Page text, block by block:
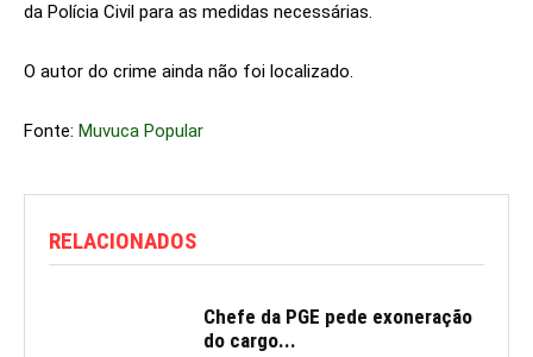
da Polícia Civil para as medidas necessárias.
O autor do crime ainda não foi localizado.
Fonte: Muvuca Popular
RELACIONADOS
Chefe da PGE pede exoneração
do cargo...